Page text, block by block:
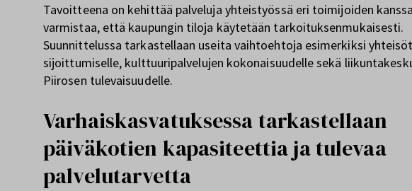
Tavoitteena on kehittää palveluja yhteistyössä eri toimijoiden
varmistaa, että kaupungin tiloja käytetään tarkoituksenmukaisesti.
Suunnittelussa tarkastellaan useita vaihtoehtoja esimerkiksi
sijoittumiselle, kulttuuripalvelujen kokonaisuudelle sekä
Piirosen tulevaisuudelle.
Varhaiskasvatuksessa tarkastellaan
päiväkotien kapasiteettia ja tulevaa
palvelutarvetta